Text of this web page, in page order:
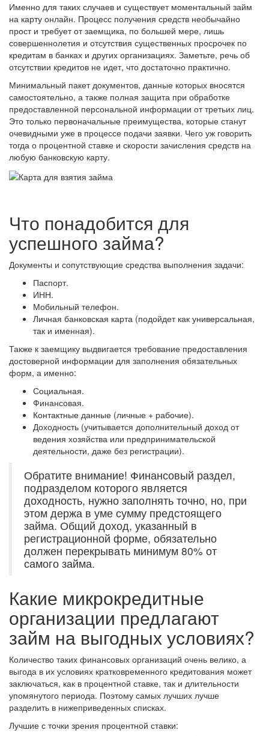
Именно для таких случаев и существует моментальный займ
на карту онлайн. Процесс получения средств необычайно
прост и требует от заемщика, по большей мере, лишь
совершеннолетия и отсутствия существенных просрочек по
кредитам в банках и других организациях. Заметьте, речь об
отсутствии кредитов не идет, что достаточно практично.
Минимальный пакет документов, данные которых вносятся
самостоятельно, а также полная защита при обработке
предоставленной персональной информации от третьих лиц.
Это только первоначальные преимущества, которые станут
очевидными уже в процессе подачи заявки. Чего уж говорить
тогда о процентной ставке и скорости зачисления средств на
любую банковскую карту.
Что понадобится для
успешного займа?
Документы и сопутствующие средства выполнения задачи:
Паспорт.
ИНН.
Мобильный телефон.
Личная банковская карта (подойдет как универсальная,
так и именная).
Также к заемщику выдвигается требование предоставления
достоверной информации для заполнения обязательных
форм, а именно:
Социальная.
Финансовая.
Контактные данные (личные + рабочие).
Доходность (учитывается дополнительный доход от
ведения хозяйства или предпринимательской
деятельности, даже без регистрации).
Обратите внимание! Финансовый раздел,
подразделом которого является
доходность, нужно заполнять точно, но, при
этом держа в уме сумму предстоящего
займа. Общий доход, указанный в
регистрационной форме, обязательно
должен перекрывать минимум 80% от
самого займа.
Какие микрокредитные
организации предлагают
займ на выгодных условиях?
Количество таких финансовых организаций очень велико, а
выгода в их условиях кратковременного кредитования может
заключаться, как в процентной ставке, так и длительности
упомянутого периода. Поэтому самых лучших лучше
разделить в нижеприведенных списках.
Лучшие с точки зрения процентной ставки: